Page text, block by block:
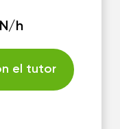
h
el tutor